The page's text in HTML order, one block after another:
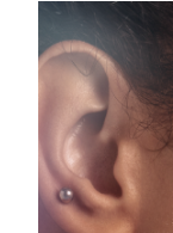
脱毛
芬兰
法属波利尼西亚
德国